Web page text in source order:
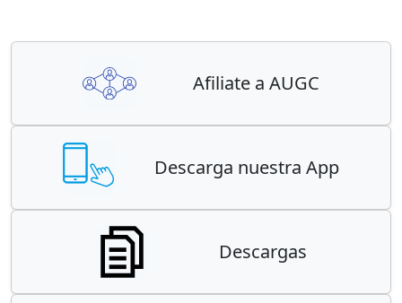
Afiliate a AUGC
Descarga nuestra App
Descargas